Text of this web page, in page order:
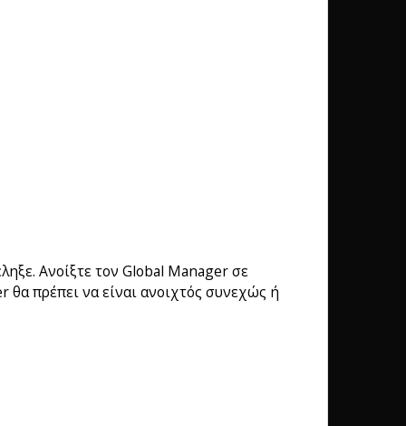
Ανοίξτε τον Global Manager σε
θα πρέπει να είναι ανοιχτός συνεχώς ή